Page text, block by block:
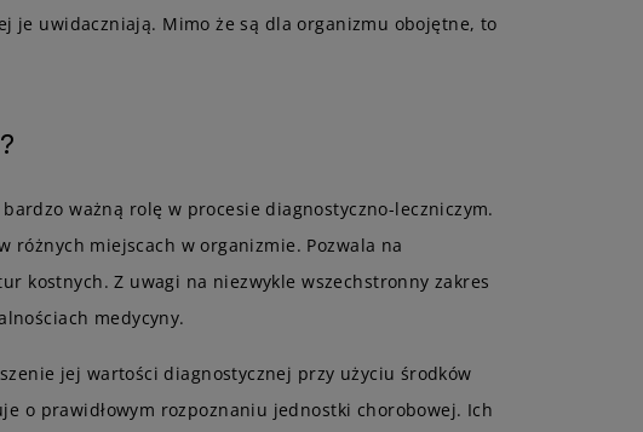
je uwidaczniają. Mimo że są dla organizmu obojętne, to
ważną rolę w procesie diagnostyczno-leczniczym.
różnych miejscach w organizmie. Pozwala na
kostnych. Z uwagi na niezwykle wszechstronny zakres
medycyny.
jej wartości diagnostycznej przy użyciu środków
o prawidłowym rozpoznaniu jednostki chorobowej. Ich